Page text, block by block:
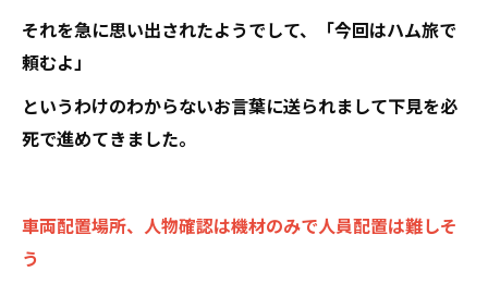
それを急に思い出されたようでして、「今回はハム旅で
頼むよ」
というわけのわからないお言葉に送られまして下見を必
死で進めてきました。
車両配置場所、人物確認は機材のみで人員配置は難しそ
う